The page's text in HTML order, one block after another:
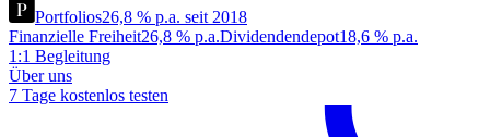
Portfolios26,8 % p.a. seit 2018
Finanzielle Freiheit26,8 % p.a.Dividendendepot18,6 % p.a.
1:1 Begleitung
Über uns
7 Tage kostenlos testen